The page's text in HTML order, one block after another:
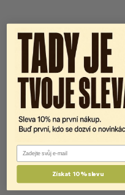
Email
Získat 10% slevu